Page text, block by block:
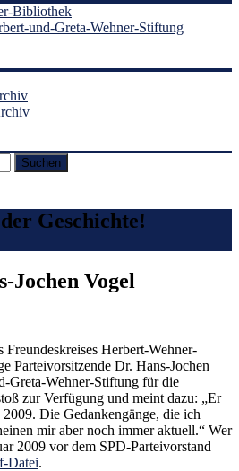
Bibliothek
und-Greta-Wehner-Stiftung
Suchen
Geschichte!
Jochen Vogel
Freundeskreises Herbert-Wehner-
Parteivorsitzende Dr. Hans-Jochen
Greta-Wehner-Stiftung für die
zur Verfügung und meint dazu: „Er
2009. Die Gedankengänge, die ich
mir aber noch immer aktuell.“ Wer
2009 vor dem SPD-Parteivorstand
Datei.